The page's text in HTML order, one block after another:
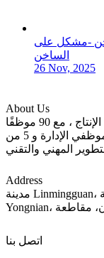
-مشكل على
الساخن
26 Nov, 2025
About Us
تتمتع الشركة بسنوات عديدة من الخبرة في الإنتاج ، مع 90 موظفًا
من ذوي الجودة العالية ، بما في ذلك 10 من موظفي الإدارة و 5 من
Address
مدينة Linmingguan، منطقة Dongmingyang الصناعية، منطقة
اتصل بنا